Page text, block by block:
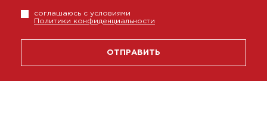
соглашаюсь с условиями
Политики конфиденциальности
ОТПРАВИТЬ